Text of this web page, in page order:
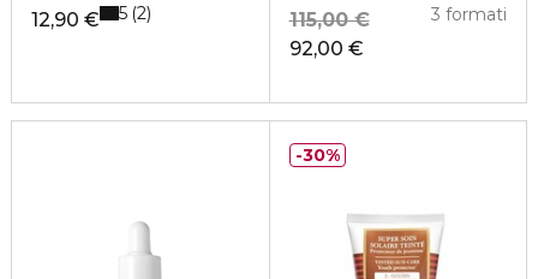
12,90 € 5 2
92,00 €
115,00 € 3 formati
30%